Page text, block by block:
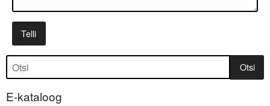
Telli
Tootepuu Otsi
E-kataloog